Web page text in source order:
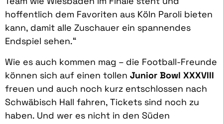
hoffentlich dem Favoriten aus Köln Paroli bieten
kann, damit alle Zuschauer ein spannendes
Endspiel sehen.“
Wie es auch kommen mag – die Football-Freunde
können sich auf einen tollen Junior Bowl XXXVIII
freuen und auch noch kurz entschlossen nach
Schwäbisch Hall fahren, Tickets sind noch zu
haben. Und wer es nicht in den Süden